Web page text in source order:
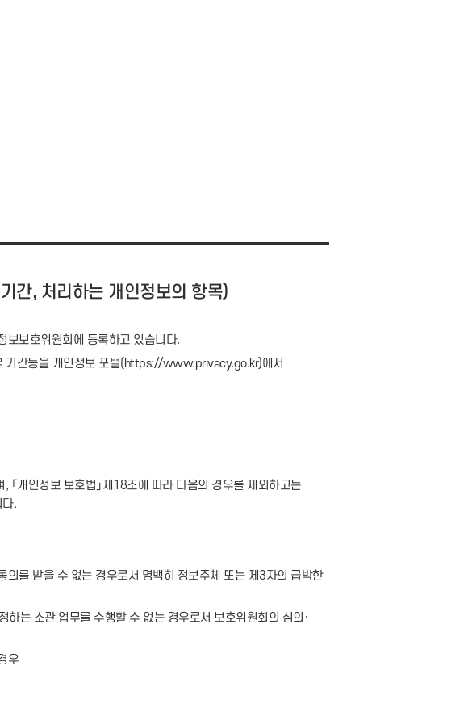
간, 처리하는 개인정보의 항목)
보보호위원회에 등록하고 있습니다.
기간등을 개인정보 포털(https://www.privacy.go.kr)에서
개인정보 보호법」제18조에 따라 다음의 경우를 제외하고는
다.
를 받을 수 없는 경우로서 명백히 정보주체 또는 제3자의 급박한
는 소관 업무를 수행할 수 없는 경우로서 보호위원회의 심의·
우